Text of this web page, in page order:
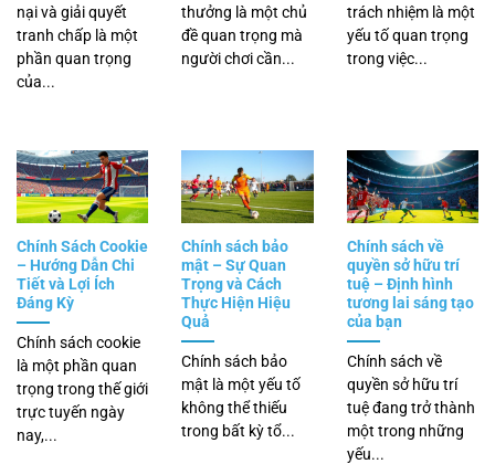
nại và giải quyết
tranh chấp là một
phần quan trọng
của...
thưởng là một chủ
đề quan trọng mà
người chơi cần...
trách nhiệm là một
yếu tố quan trọng
trong việc...
Chính Sách Cookie
– Hướng Dẫn Chi
Tiết và Lợi Ích
Đáng Kỳ
Chính sách cookie
là một phần quan
trọng trong thế giới
trực tuyến ngày
nay,...
Chính sách bảo
mật – Sự Quan
Trọng và Cách
Thực Hiện Hiệu
Quả
Chính sách bảo
mật là một yếu tố
không thể thiếu
trong bất kỳ tổ...
Chính sách về
quyền sở hữu trí
tuệ – Định hình
tương lai sáng tạo
của bạn
Chính sách về
quyền sở hữu trí
tuệ đang trở thành
một trong những
yếu...